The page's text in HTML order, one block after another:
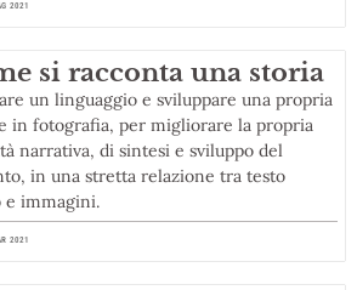
2021
si racconta una storia
un linguaggio e sviluppare una propria
in fotografia, per migliorare la propria
narrativa, di sintesi e sviluppo del
in una stretta relazione tra testo
e immagini.
2021